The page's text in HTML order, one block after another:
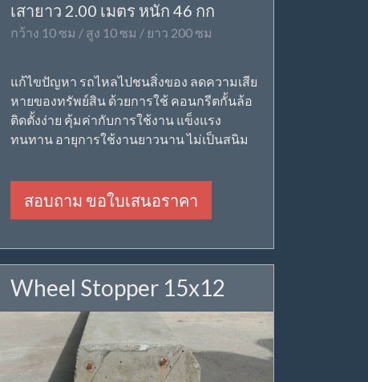
เสายาว 2.00 เมตร หนัก 46 กก
กว้าง 10 ซม / สูง 10 ซม / ยาว 200 ซม
แก้ไขปัญหา รถไหลไปชนสิ่งของ ลดความเสีย
หายของทรัพย์สิน ด้วยการใช้ คอนกรีตกั้นล้อ
ติดตั้งง่าย คุ้มค่ากับการใช้งาน แข็งแรง
ทนทาน อายุการใช้งานยาวนาน ไม่เป็นสนิม
สอบถาม ขอใบเสนอราคา
Wheel Stopper 15x12